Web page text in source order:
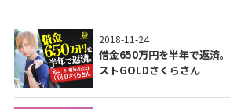
2018-11-24
借金650万円を半年で返済
ストGOLDさくらさん